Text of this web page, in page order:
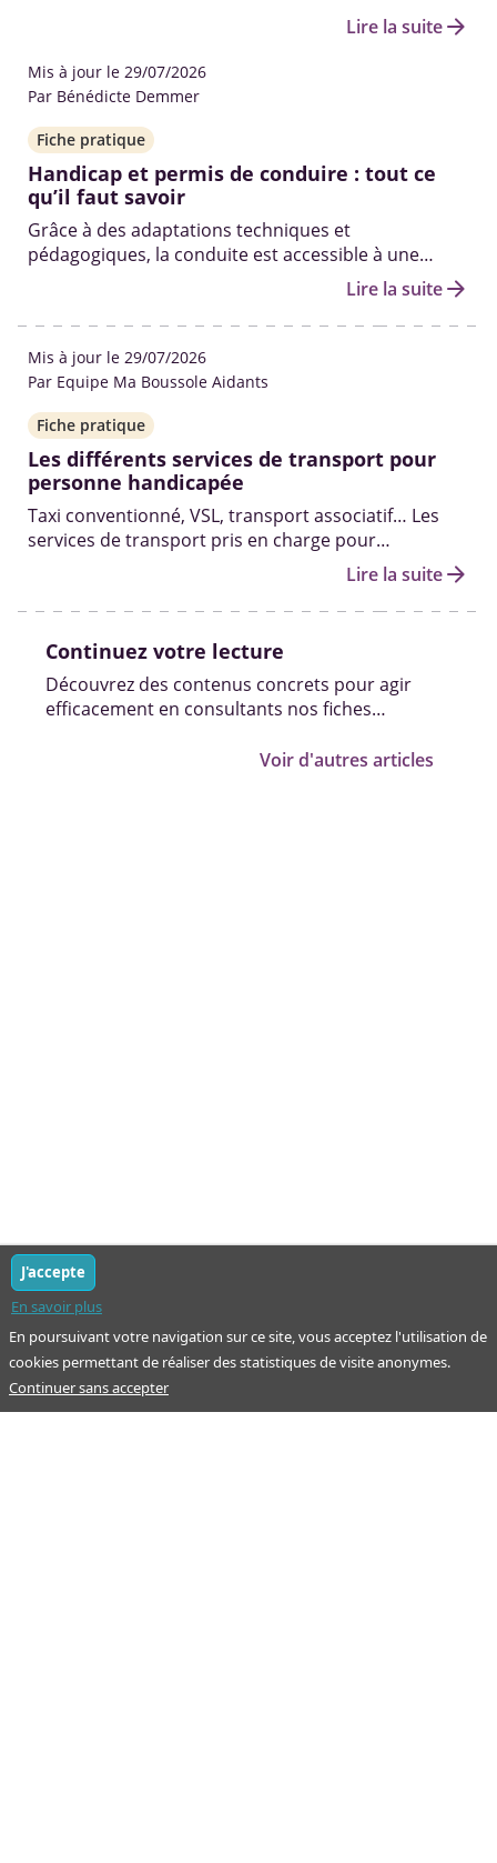
Lire la suitearrow_forward
Mis à jour le 29/07/2026
Par Bénédicte Demmer
Fiche pratique
Handicap et permis de conduire : tout ce
qu’il faut savoir
Grâce à des adaptations techniques et
pédagogiques, la conduite est accessible à une
grande diversité de handicaps. Voici les différentes
étapes, les démarches, les aides financières et les
conditions pour réussir.
Lire la suitearrow_forward
Mis à jour le 29/07/2026
Par Equipe Ma Boussole Aidants
Fiche pratique
Les différents services de transport pour
personne handicapée
Taxi conventionné, VSL, transport associatif… Les
services de transport pris en charge pour
personnes handicapées et les démarches pour en
Lire la suitearrow_forward
Continuez votre lecture
Découvrez des contenus concrets pour agir
efficacement en consultants nos fiches
Voir d'autres articles
En poursuivant votre navigation sur ce site, vous acceptez l'utilisation de
cookies permettant de réaliser des statistiques de visite anonymes.
En savoir plus
J'accepte
Continuer sans accepter